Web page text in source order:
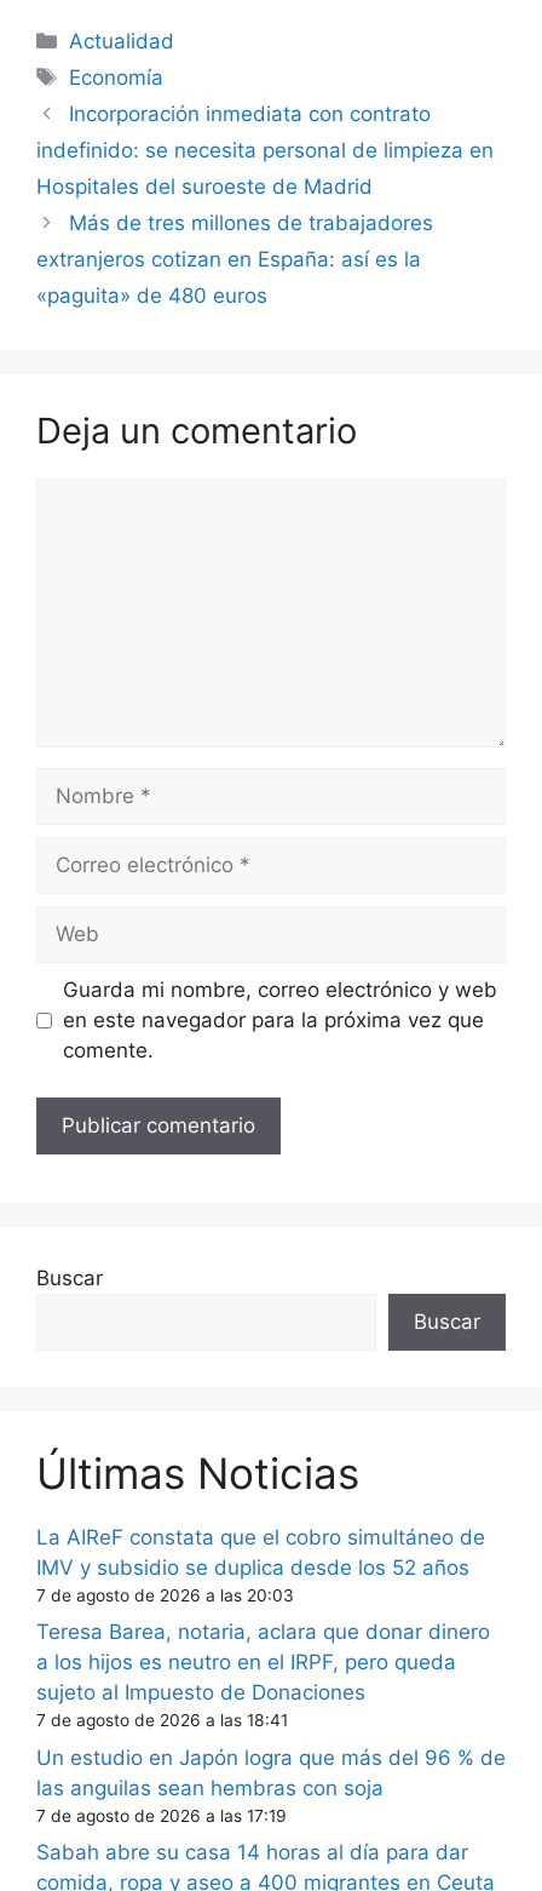
Categorías
Actualidad
Etiquetas
Economía
Incorporación inmediata con contrato
indefinido: se necesita personal de limpieza en
Hospitales del suroeste de Madrid
Más de tres millones de trabajadores
extranjeros cotizan en España: así es la
«paguita» de 480 euros
Deja un comentario
Nombre
Correo
Web
Guarda mi nombre, correo electrónico y web
en este navegador para la próxima vez que
comente.
Buscar
Buscar
Últimas Noticias
La AIReF constata que el cobro simultáneo de
IMV y subsidio se duplica desde los 52 años
7 de agosto de 2026 a las 20:03
Teresa Barea, notaria, aclara que donar dinero
a los hijos es neutro en el IRPF, pero queda
sujeto al Impuesto de Donaciones
7 de agosto de 2026 a las 18:41
Un estudio en Japón logra que más del 96 % de
las anguilas sean hembras con soja
7 de agosto de 2026 a las 17:19
Sabah abre su casa 14 horas al día para dar
comida, ropa y aseo a 400 migrantes en Ceuta